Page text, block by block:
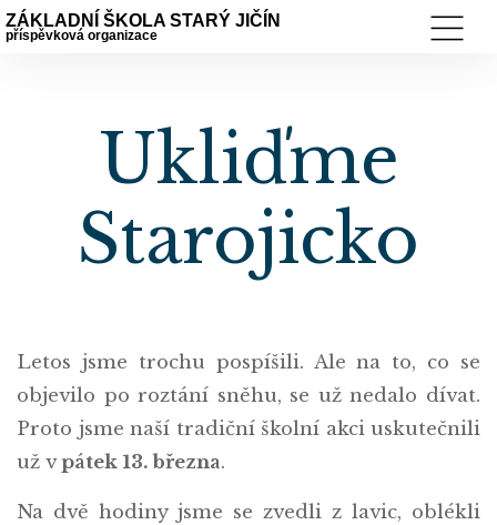
ZÁKLADNÍ ŠKOLA STARÝ JIČÍN
příspěvková organizace
Ukliďme
Starojicko
Letos jsme trochu pospíšili. Ale na to, co se
objevilo po roztání sněhu, se už nedalo dívat.
Proto jsme naší tradiční školní akci uskutečnili
už vpátek 13. března.
Na dvě hodiny jsme se zvedli z lavic, oblékli